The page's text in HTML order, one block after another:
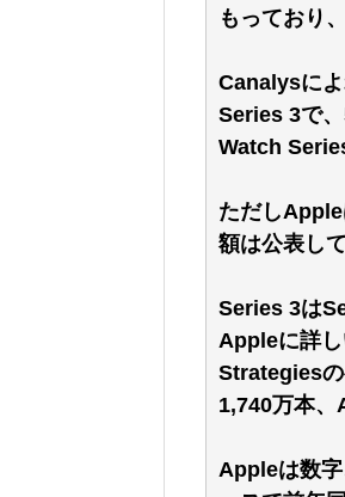
もっており
Canalysに
Series 3で
Watch
ただし
額は公表し
Series 3は
Appleに詳
Strategies
1,740万本、
Appleは数